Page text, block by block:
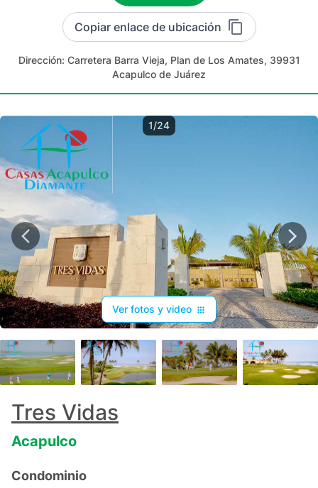
Copiar enlace de ubicación
Dirección: Carretera Barra Vieja, Plan de Los Amates, 39931
Acapulco de Juárez
1/24
Ver fotos y video
Tres Vidas
Acapulco
Condominio